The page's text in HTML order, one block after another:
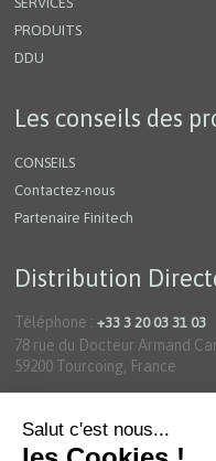
PRODUITS
DDU
Les conseils des
CONSEILS
Contactez-nous
Partenaire Finitech
Distribution
Téléphone :+33 3 20 03 31 03
78 rue du Docteur Armand
59200 Tourcoing, France
Mentions légales